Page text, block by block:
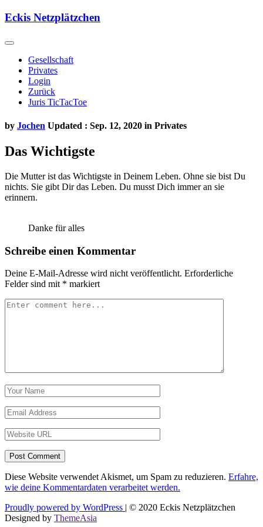
Skip
Eckis Netzplätzchen
Gesellschaft
Privates
Login
Zurück
Juris TicTacToe
by Jochen Updated : Sep. 12, 2020 in Privates
Das Wichtigste
Die Mutter ist das Wichtigste in Deinem Leben. Ohne sie bist Du
nichts. Sie gibt Dir das Leben. Du musst Dich immer an sie
erinnern.
Danke für alles
Schreibe einen Kommentar
Deine E-Mail-Adresse wird nicht veröffentlicht. Erforderliche
Felder sind mit * markiert
Post Comment
Diese Website verwendet Akismet, um Spam zu reduzieren. Erfahre,
wie deine Kommentardaten verarbeitet werden.
Beitragsnavigation
Proudly powered by WordPress | © 2020 Eckis Netzplätzchen
Designed by ThemeAsia